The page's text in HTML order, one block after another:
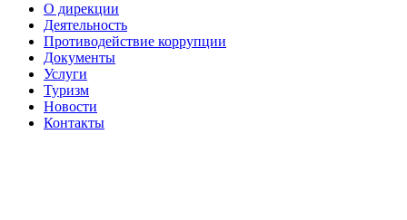
О дирекции
Деятельность
Противодействие коррупции
Документы
Услуги
Туризм
Новости
Контакты